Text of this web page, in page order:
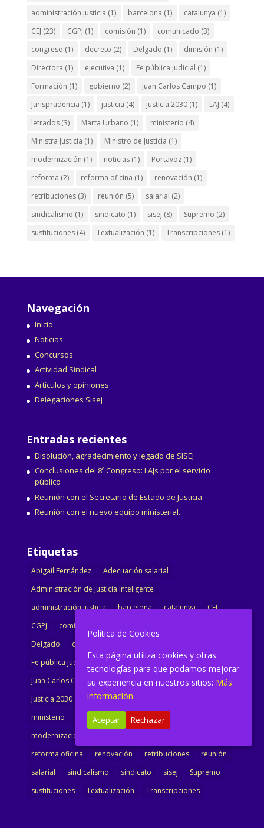
administración justicia (1) barcelona (1) catalunya (1)
CEJ (23) CGPJ (1) comisión (1) comunicado (3)
congreso (1) decreto (2) Delgado (1) dimisión (1)
Directora (1) ejecutiva (1) Fe pública judicial (1)
Formación (1) gobierno (2) Juan Carlos Campo (1)
Jurisprudencia (1) justicia (4) Justicia 2030(1) LAJ (4)
letrados(3) Marta Urbano (1) ministerio (4)
Ministra Justicia (1) Ministro de Justicia (1)
modernización (1) noticias(1) Portavoz(1)
reforma (2) reforma oficina (1) renovación (1)
retribuciones(3) reunión (5) salarial (2)
sindicalismo (1) sindicato (1) sisej (8) Supremo (2)
sustituciones(4) Textualización (1) Transcripciones(1)
Navegación
Inicio
Noticias
Concursos
Actividad Sindical
Artículos y opiniones
Delegaciones Sisej
Entradas recientes
Disolución, agradecimiento y legado de SISEJ
Conclusiones del 8º Congreso: LAJs por el servicio
público
Reunión con el Secretario de Estado de Justicia
Reunión con el nuevo equipo ministerial.
Etiquetas
Abigail Fernández
Adecuación salarial
Administración de Justicia Inteligente
administración justicia
barcelona catalunya
CEJ
CGPJ
comisión
Delgado
dimisión
Fe pública judicial
Formación
Juan Carlos Campo
Jurisprudencia
justicia
Justicia 2030
LAJ letrados
ministerio
Ministra Justicia
Ministro de Justicia
modernización
reforma oficina
renovación retribuciones
reunión
salarial
sindicalismo sindicato sisej
Supremo
sustituciones
Textualización Transcripciones
Política de Cookies
Esta página utiliza cookies y otras
tecnologías para que podamos mejorar
su experiencia en nuestros sitios: Más
información.
Aceptar Rechazar